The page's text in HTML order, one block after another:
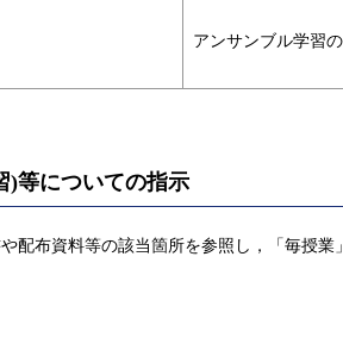
アンサンブル学習
)等についての指示
配布資料等の該当箇所を参照し，「毎授